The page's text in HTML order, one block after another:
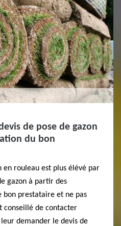
de pose de gazon
du bon
en rouleau est plus élévé par
gazon à partir des
bon prestataire et ne pas
conseillé de contacter
demander le devis de